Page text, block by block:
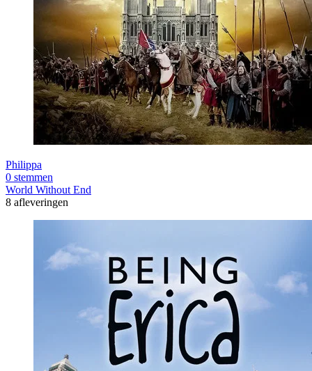
Philippa
0 stemmen
World Without End
8 afleveringen